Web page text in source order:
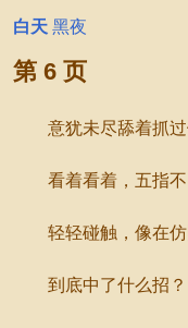
白天 黑夜
第 6 页
意犹未尽舔着抓过
看着看着，五指不
轻轻碰触，像在仿
到底中了什么招？